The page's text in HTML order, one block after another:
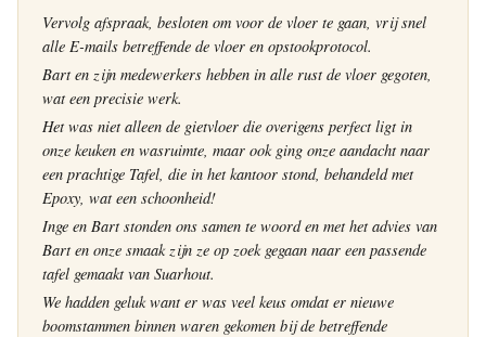
Vervolg afspraak, besloten om voor de vloer te gaan, vrij snel
alle E-mails betreffende de vloer en opstookprotocol.
Bart en zijn medewerkers hebben in alle rust de vloer gegoten,
wat een precisie werk.
Het was niet alleen de gietvloer die overigens perfect ligt in
onze keuken en wasruimte, maar ook ging onze aandacht naar
een prachtige Tafel, die in het kantoor stond, behandeld met
Epoxy, wat een schoonheid!
Inge en Bart stonden ons samen te woord en met het advies van
Bart en onze smaak zijn ze op zoek gegaan naar een passende
tafel gemaakt van Suarhout.
We hadden geluk want er was veel keus omdat er nieuwe
boomstammen binnen waren gekomen bij de betreffende